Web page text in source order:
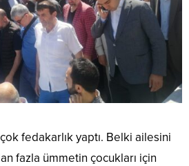
fedakarlık yaptı. Belki ailesini
fazla ümmetin çocukları için